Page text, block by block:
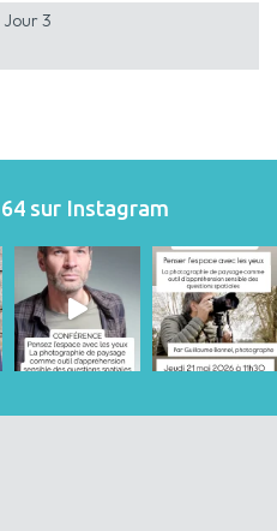
Jour 3
sur Instagram